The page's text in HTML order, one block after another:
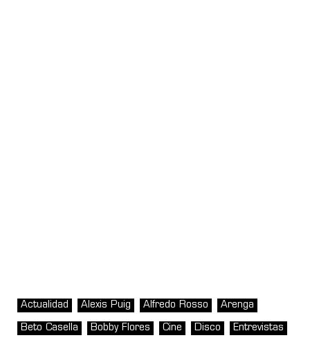
Actualidad Alexis Puig Alfredo Rosso Arenga
Beto Casella Bobby Flores Cine Disco Entrevistas